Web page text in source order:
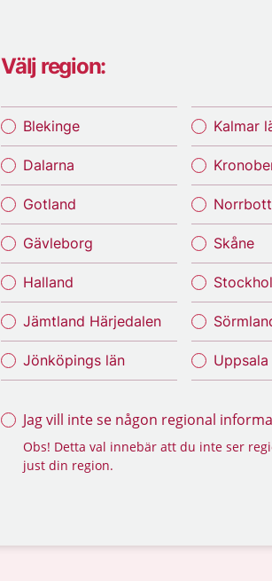
Välj region:
Blekinge
Dalarna
Gotland
Gävleborg
Halland
Jämtland Härjedalen
Jönköpings län
Kalmar
Skåne
Uppsala
Jag vill inte se någon regional
Obs! Detta val innebär att du inte ser
just din region.